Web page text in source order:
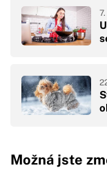
Možná jste